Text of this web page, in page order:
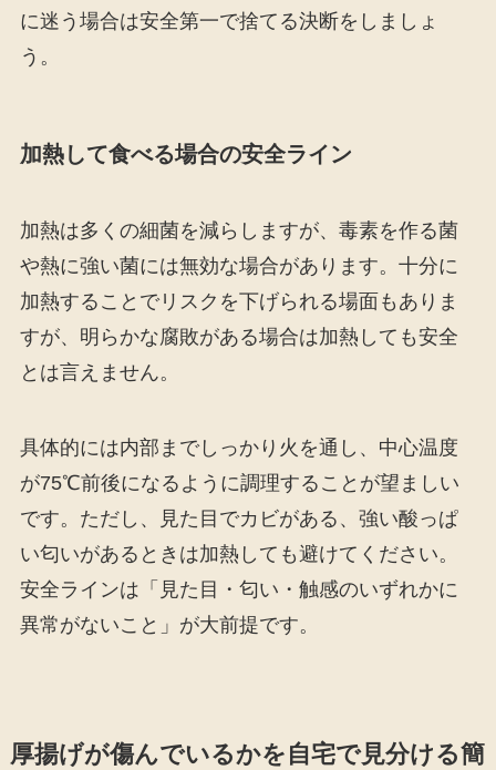
に迷う場合は安全第一で捨てる決断をしましょ
う。
加熱して食べる場合の安全ライン
加熱は多くの細菌を減らしますが、毒素を作る菌
や熱に強い菌には無効な場合があります。十分に
加熱することでリスクを下げられる場面もありま
すが、明らかな腐敗がある場合は加熱しても安全
とは言えません。
具体的には内部までしっかり火を通し、中心温度
が75℃前後になるように調理することが望ましい
です。ただし、見た目でカビがある、強い酸っぱ
い匂いがあるときは加熱しても避けてください。
安全ラインは「見た目・匂い・触感のいずれかに
異常がないこと」が大前提です。
厚揚げが傷んでいるかを自宅で見分ける簡